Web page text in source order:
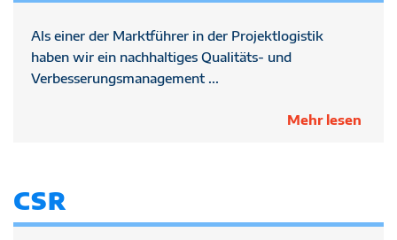
Als einer der Marktführer in der Projektlogistik
haben wir ein nachhaltiges Qualitäts- und
Verbesserungsmanagement ...
Mehr lesen
CSR